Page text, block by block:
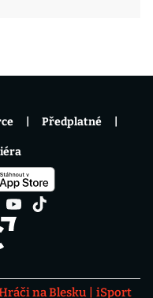
na Blesku
iSport
Předplatné